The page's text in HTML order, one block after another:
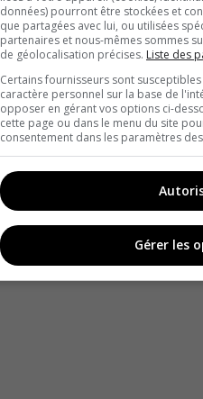
données) pourront être stockées et
que partagées avec lui, ou utilisées
partenaires et nous-mêmes sommes
de géolocalisation précises. Liste des
Certains fournisseurs sont
caractère personnel sur la base de
opposer en gérant vos options ci-
cette page ou dans le menu du site
consentement dans les paramètres
Gérer les